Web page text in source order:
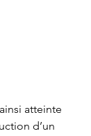
atteinte
d’un